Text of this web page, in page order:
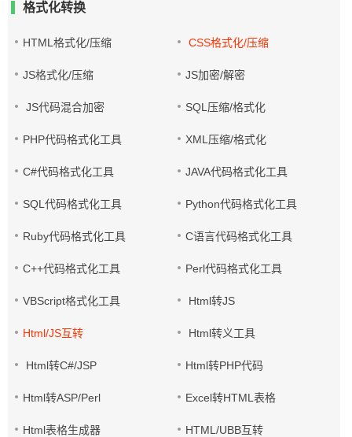
格式化转换
HTML格式化/压缩 CSS格式化/压缩
JS格式化/压缩 JS加密/解密
JS代码混合加密 SQL压缩/格式化
PHP代码格式化工具 XML压缩/格式化
C#代码格式化工具 JAVA代码格式化工具
SQL代码格式化工具 Python代码格式化工具
Ruby代码格式化工具 C语言代码格式化工具
C++代码格式化工具 Perl代码格式化工具
VBScript格式化工具 Html转JS
Html/JS互转 Html转义工具
Html转C#/JSP Html转PHP代码
Html转ASP/Perl Excel转HTML表格
Html表格生成器 HTML/UBB互转